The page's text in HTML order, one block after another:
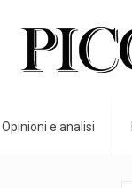
Opinioni e analisi